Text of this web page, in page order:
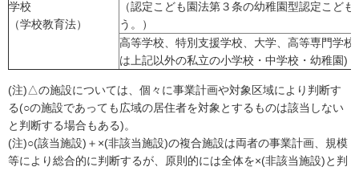
学校
（学校教育法）
（認定こども園法第３条の幼稚園型認定こど
う。）
高等学校、特別支援学校、大学、高等専門学
は上記以外の私立の小学校・中学校・幼稚園)
(注)△の施設については、個々に事業計画や対象区域により判断す
る(○の施設であっても広域の居住者を対象とするものは該当しない
と判断する場合もある)。
(注)○(該当施設)＋×(非該当施設)の複合施設は両者の事業計画、規模
等により総合的に判断するが、原則的には全体を×(非該当施設)と判